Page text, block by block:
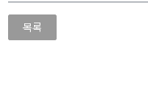
목록